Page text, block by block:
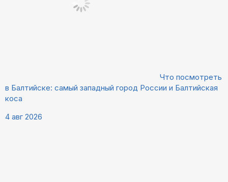
Что посмотреть
в Балтийске: самый западный город России и Балтийская
коса
4 авг 2026